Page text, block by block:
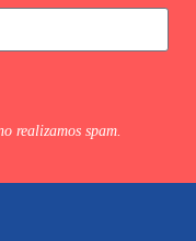
realizamos spam.